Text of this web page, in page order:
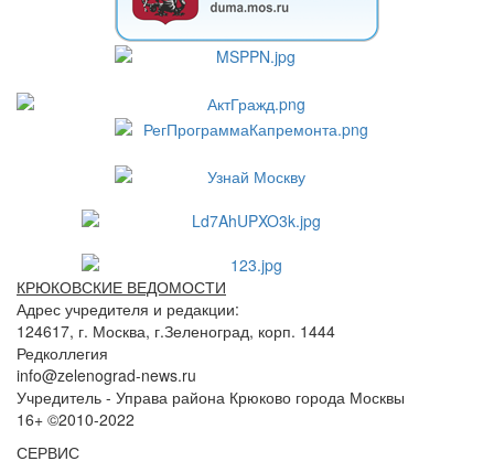
КРЮКОВСКИЕ ВЕДОМОСТИ
Адрес учредителя и редакции:
124617, г. Москва, г.Зеленоград, корп. 1444
Редколлегия
info@zelenograd-news.ru
Учредитель - Управа района Крюково города Москвы
16+ ©2010-2022
СЕРВИС